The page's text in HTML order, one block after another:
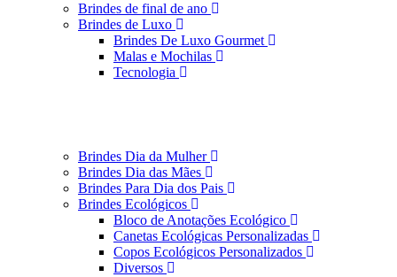
Brindes de final de ano
Brindes de Luxo
Brindes De Luxo Gourmet
Malas e Mochilas
Tecnologia
Brindes Dia da Mulher
Brindes Dia das Mães
Brindes Para Dia dos Pais
Brindes Ecológicos
Bloco de Anotações Ecológico
Canetas Ecológicas Personalizadas
Copos Ecológicos Personalizados
Diversos